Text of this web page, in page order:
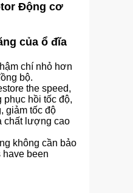
Động cơ
của ổ đĩa
chí nhỏ hơn
bộ.
the speed,
phục hồi tốc độ,
giảm tốc độ
chất lượng cao
không cần bảo
have been